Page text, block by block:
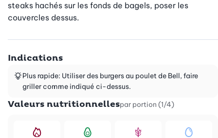
steaks hachés sur les fonds de bagels, poser les
couvercles dessus.
Indications
Plus rapide: Utiliser des burgers au poulet de Bell, faire
griller comme indiqué ci-dessus.
Valeurs nutritionnellespar portion (1/4)